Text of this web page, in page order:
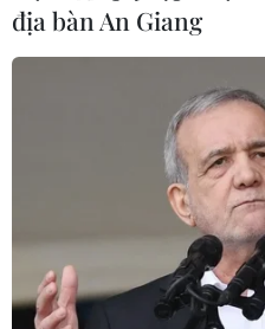
Thổ Nhĩ Kỳ hậu thuẫn tại
địa bàn An Giang